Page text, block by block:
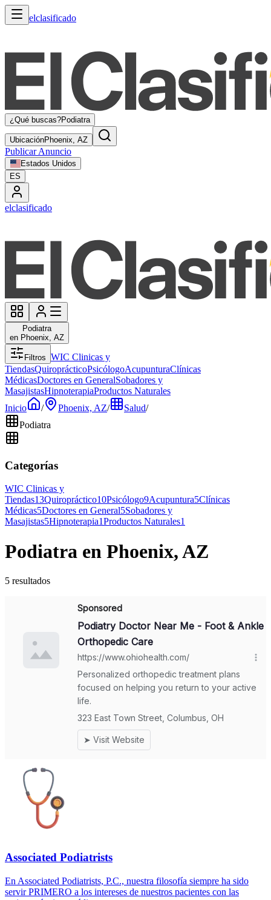
elclasificado
¿Qué buscas?Podiatra
UbicaciónPhoenix, AZ
Publicar Anuncio
Estados Unidos
ES
elclasificado
Podiatra
en Phoenix, AZ
Filtros WIC Clinicas y
TiendasQuiroprácticoPsicólogoAcupunturaClínicas
MédicasDoctores en GeneralSobadores y
MasajistasHipnoterapiaProductos Naturales
Inicio
/ Phoenix, AZ/ Salud/
Podiatra
Categorías
WIC Clinicas y
Tiendas13Quiropráctico10Psicólogo9Acupuntura5Clínicas
Médicas5Doctores en General5Sobadores y
Masajistas5Hipnoterapia1Productos Naturales1
Podiatra en Phoenix, AZ
5 resultados
Associated Podiatrists
En Associated Podiatrists, P.C., nuestra filosofía siempre ha sido
servir PRIMERO a los intereses de nuestros pacientes con las